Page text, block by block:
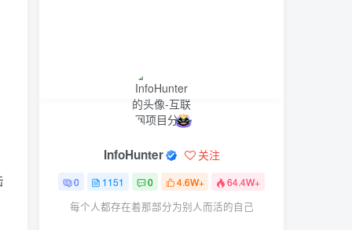
InfoHunter 关注
0 1151 0 4.6W+ 64.4W+
每个人都存在着那部分为别人而活的自己